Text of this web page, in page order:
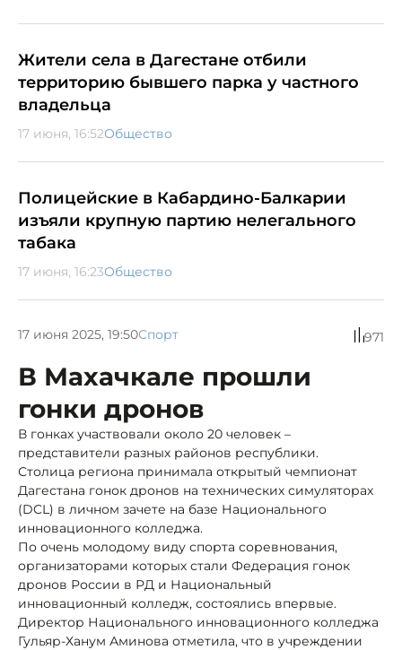
Жители села в Дагестане отбили
территорию бывшего парка у частного
владельца
17 июня, 16:52Общество
Полицейские в Кабардино-Балкарии
изъяли крупную партию нелегального
табака
17 июня, 16:23Общество
17 июня 2025, 19:50Спорт 971
В Махачкале прошли
гонки дронов
В гонках участвовали около 20 человек –
представители разных районов республики.
Столица региона принимала открытый чемпионат
Дагестана гонок дронов на технических симуляторах
(DCL) в личном зачете на базе Национального
инновационного колледжа.
По очень молодому виду спорта соревнования,
организаторами которых стали Федерация гонок
дронов России в РД и Национальный
инновационный колледж, состоялись впервые.
Директор Национального инновационного колледжа
Гульяр-Ханум Аминова отметила, что в учреждении